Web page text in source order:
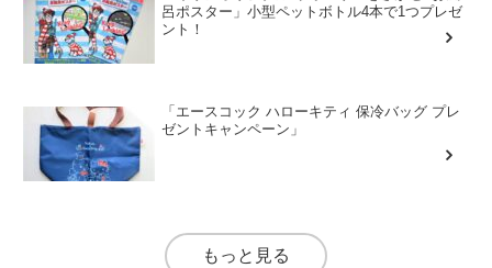
呂ポスター」小型ペットボトル4本で1つプレゼ
ント！
「エースコック ハローキティ 保冷バッグ プレ
ゼントキャンペーン」
もっと見る